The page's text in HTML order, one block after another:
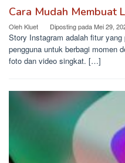
Cara Mudah Membuat
Oleh Kluet Diposting padaMei 29,
Story Instagram adalah fitur
pengguna untuk berbagi momen
foto dan video singkat. […]